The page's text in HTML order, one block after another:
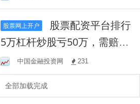
股票网上开户
5万杠杆炒股亏50万，需赔付
多少？中国金融投资网 231
全部加载完成